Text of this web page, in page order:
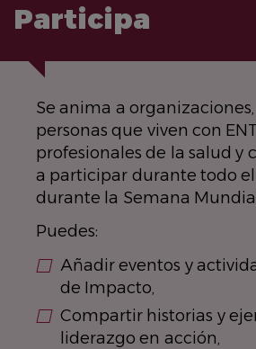
Participa
Se anima a
personas que viven con
profesionales de la salud y
a participar durante todo
durante la Semana
Puedes:
Añadir eventos y
de Impacto,
Compartir historias y
liderazgo en acción,